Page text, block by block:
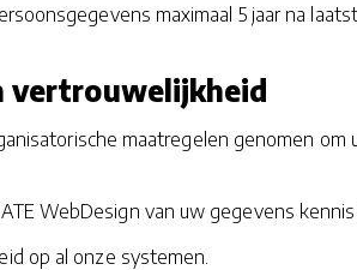
maximaal 5 jaar na
vertrouwelijkheid
maatregelen genomen
WebDesign van uw gegevens
op al onze systemen.